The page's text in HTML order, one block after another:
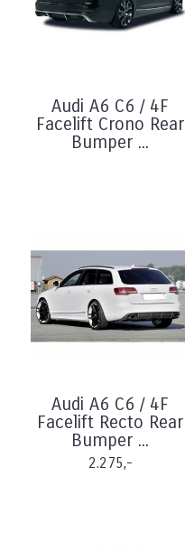
Audi A6 C6 / 4F
Facelift Crono Rear
Bumper ...
Audi A6 C6 / 4F
Facelift Recto Rear
Bumper ...
2.275,-